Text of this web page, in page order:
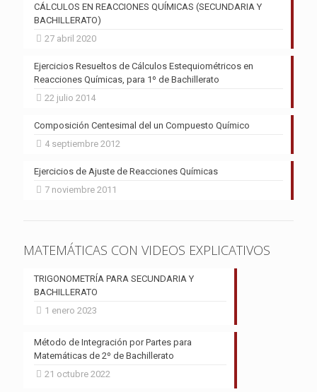
CÁLCULOS EN REACCIONES QUÍMICAS (SECUNDARIA Y
BACHILLERATO)
27 abril 2020
Ejercicios Resueltos de Cálculos Estequiométricos en
Reacciones Químicas, para 1º de Bachillerato
22 julio 2014
Composición Centesimal del un Compuesto Químico
4 septiembre 2012
Ejercicios de Ajuste de Reacciones Químicas
7 noviembre 2011
MATEMÁTICAS CON VIDEOS EXPLICATIVOS
TRIGONOMETRÍA PARA SECUNDARIA Y
BACHILLERATO
1 enero 2023
Método de Integración por Partes para
Matemáticas de 2º de Bachillerato
21 octubre 2022